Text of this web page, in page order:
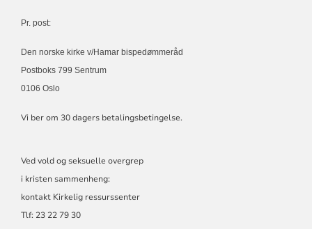
Pr. post:
Den norske kirke v/Hamar bispedømmeråd
Postboks 799 Sentrum
0106 Oslo
Vi ber om 30 dagers betalingsbetingelse.
Ved vold og seksuelle overgrep
i kristen sammenheng:
kontakt Kirkelig ressurssenter
Tlf: 23 22 79 30